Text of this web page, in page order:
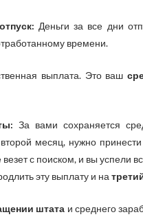
Деньги за все дни
времени.
выплата. Это ваш
За вами сохраняется
месяц, нужно
с поиском, и вы успели
эту выплату и на
штата и среднего